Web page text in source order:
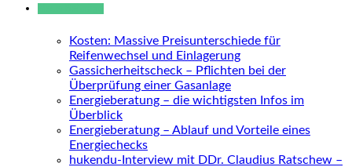
Kosten: Massive Preisunterschiede für
Reifenwechsel und Einlagerung
Gassicherheitscheck – Pflichten bei der
Überprüfung einer Gasanlage
Energieberatung – die wichtigsten Infos im
Überblick
Energieberatung – Ablauf und Vorteile eines
Energiechecks
hukendu-Interview mit DDr. Claudius Ratschew –